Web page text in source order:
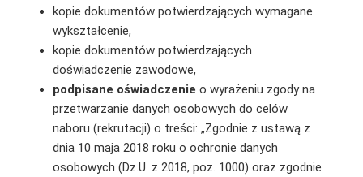
kopie dokumentów potwierdzających wymagane
wykształcenie,
kopie dokumentów potwierdzających
doświadczenie zawodowe,
podpisane oświadczenie o wyrażeniu zgody na
przetwarzanie danych osobowych do celów
naboru (rekrutacji) o treści: „Zgodnie z ustawą z
dnia 10 maja 2018 roku o ochronie danych
osobowych (Dz.U. z 2018, poz. 1000) oraz zgodnie